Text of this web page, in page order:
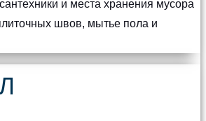
и места хранения мусора
швов, мытье пола и